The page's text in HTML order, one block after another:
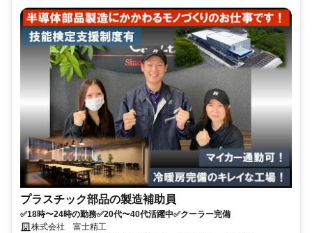
プラスチック部品の製造補助員
✅18時〜24時の勤務✅20代〜40代活躍中✅クーラー完備
株式会社 富士精工